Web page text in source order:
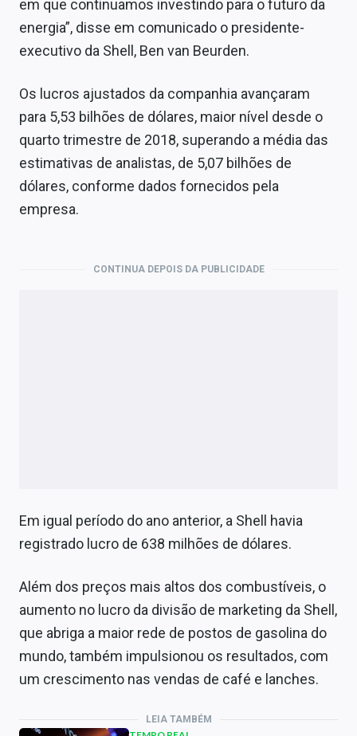
em que continuamos investindo para o futuro da
energia”, disse em comunicado o presidente-
executivo da Shell, Ben van Beurden.
Os lucros ajustados da companhia avançaram
para 5,53 bilhões de dólares, maior nível desde o
quarto trimestre de 2018, superando a média das
estimativas de analistas, de 5,07 bilhões de
dólares, conforme dados fornecidos pela
empresa.
CONTINUA DEPOIS DA PUBLICIDADE
Em igual período do ano anterior, a Shell havia
registrado lucro de 638 milhões de dólares.
Além dos preços mais altos dos combustíveis, o
aumento no lucro da divisão de marketing da Shell,
que abriga a maior rede de postos de gasolina do
mundo, também impulsionou os resultados, com
um crescimento nas vendas de café e lanches.
LEIA TAMBÉM